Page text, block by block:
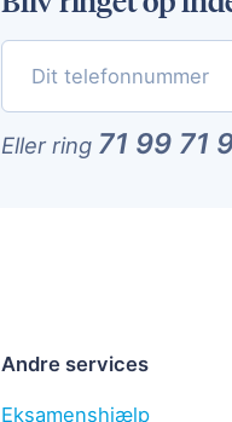
Eller ring 71 99 71
Andre services
Eksamenshjælp